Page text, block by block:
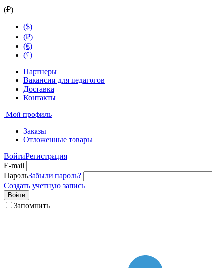
(₽)
($)
(₽)
(€)
(£)
Партнеры
Вакансии для педагогов
Доставка
Контакты
Мой профиль
Заказы
Отложенные товары
ВойтиРегистрация
E-mail
ПарольЗабыли пароль?
Создать учетную запись
Войти
Запомнить